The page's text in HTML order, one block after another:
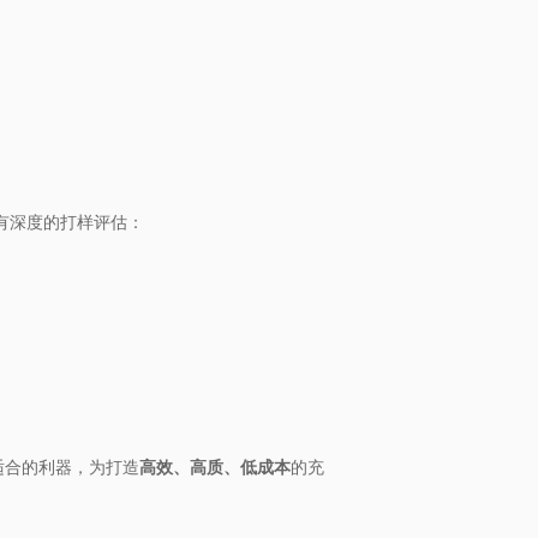
度的打样评估：
的利器，为打造​​高效、高质、低成本​​的充